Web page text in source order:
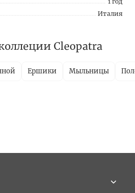
Италия
Cleopatra
Ершики Мыльницы